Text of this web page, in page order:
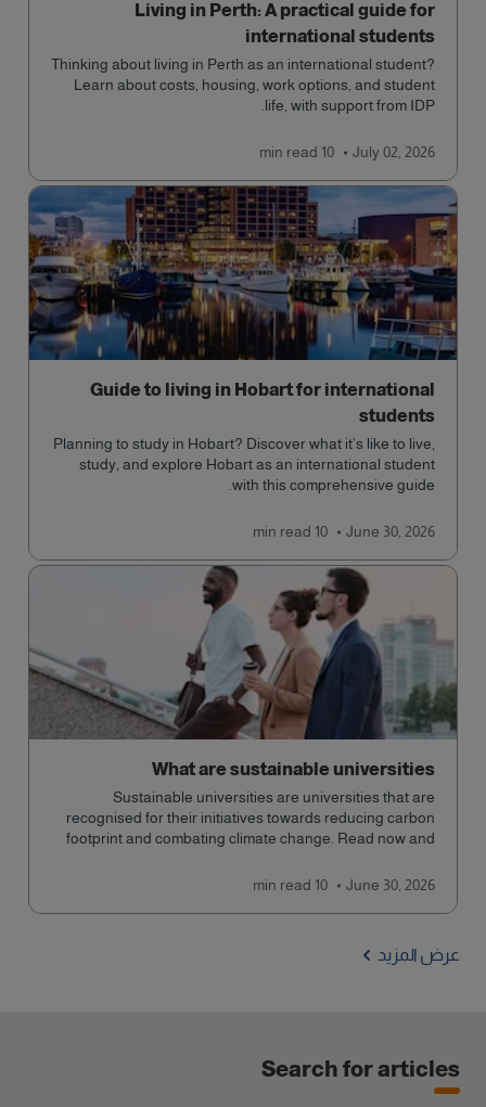
Living in Perth: A practical guide for
international students
Thinking about living in Perth as an international student?
Learn about costs, housing, work options, and student
life, with support from IDP.
July 02, 2026
10 min
read
Guide to living in Hobart for international
students
Planning to study in Hobart? Discover what it’s like to live,
study, and explore Hobart as an international student
with this comprehensive guide.
June 30, 2026
10 min
read
What are sustainable universities
Sustainable universities are universities that are
recognised for their initiatives towards reducing carbon
footprint and combating climate change. Read now and
June 30, 2026
10 min
read
عرض المزيد
Search for articles